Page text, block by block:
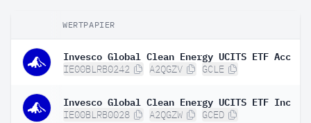
WERTPAPIER
Invesco Global Clean Energy UCITS ETF Acc
IE00BLRB0242 A2QGZV GCLE
Invesco Global Clean Energy UCITS ETF Inc
IE00BLRB0028 A2QGZW GCED